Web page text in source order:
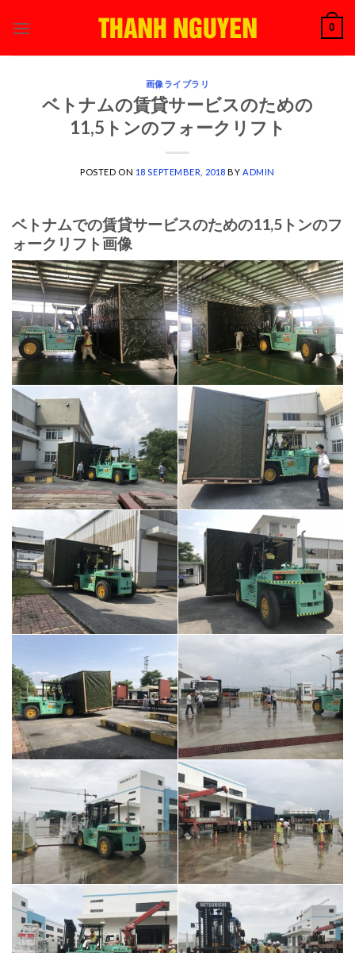
0
画像ライブラリ
ベトナムの賃貸サービスのための
11,5トンのフォークリフト
POSTED ON 18 SEPTEMBER, 2018 BY ADMIN
ベトナムでの賃貸サービスのための11,5トンのフ
ォークリフト画像